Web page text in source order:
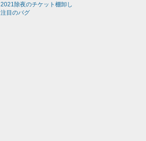
2021除夜のチケット棚卸し
注目のバグ